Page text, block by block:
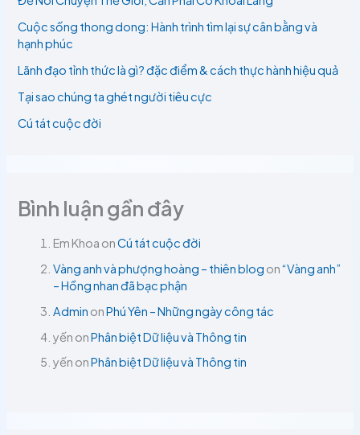
Cuộc sống thong dong: Hành trình tìm lại sự cân bằng và
hạnh phúc
Lãnh đạo tỉnh thức là gì? đặc điểm & cách thực hành hiệu quả
Tại sao chúng ta ghét người tiêu cực
Cú tát cuộc đời
Bình luận gần đây
Em Khoa onCú tát cuộc đời
Vàng anh và phượng hoàng – thiên blog on“Vàng anh”
– Hồng nhan đã bạc phận
Admin onPhú Yên – Những ngày công tác
yến onPhân biệt Dữ liệu và Thông tin
yến onPhân biệt Dữ liệu và Thông tin